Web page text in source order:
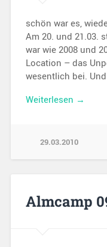
schön war es,
Am 20. und 21.03.
war wie 2008 und
Location – das
wesentlich bei.
Weiterlesen →
29.03.2010
Almcamp